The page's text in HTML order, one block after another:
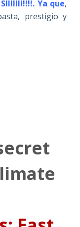
Ya que,
prestigio y